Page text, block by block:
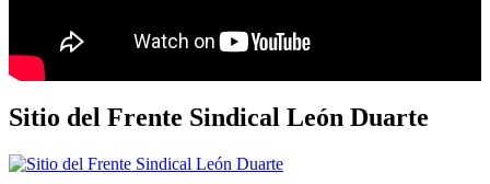
Sitio del Frente Sindical León Duarte